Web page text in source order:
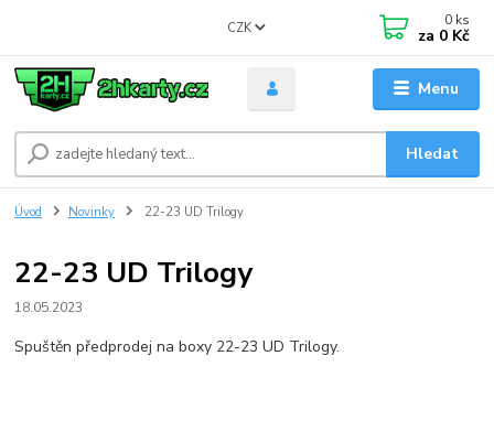
Menu
CZK
Hledat
0 ks
za 0 Kč
Úvod Novinky 22-23 UD Trilogy
22-23 UD Trilogy
18.05.2023
Spuštěn předprodej na boxy 22-23 UD Trilogy.